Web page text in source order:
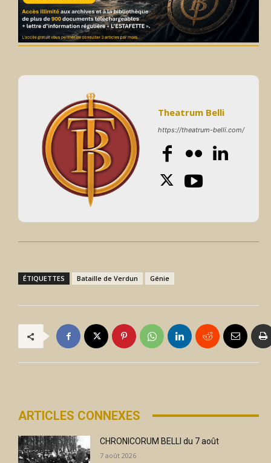
Theatrum Belli
https://theatrum-belli.com/
ÉTIQUETTES Bataille de Verdun Génie
ARTICLES CONNEXES
CHRONICORUM BELLI du 7 août
7 août 2026